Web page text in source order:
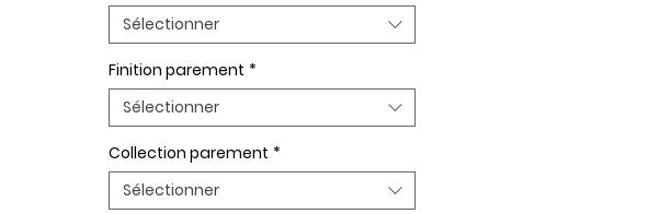
Sélectionner
Finition parement *
Sélectionner
Collection parement *
Sélectionner